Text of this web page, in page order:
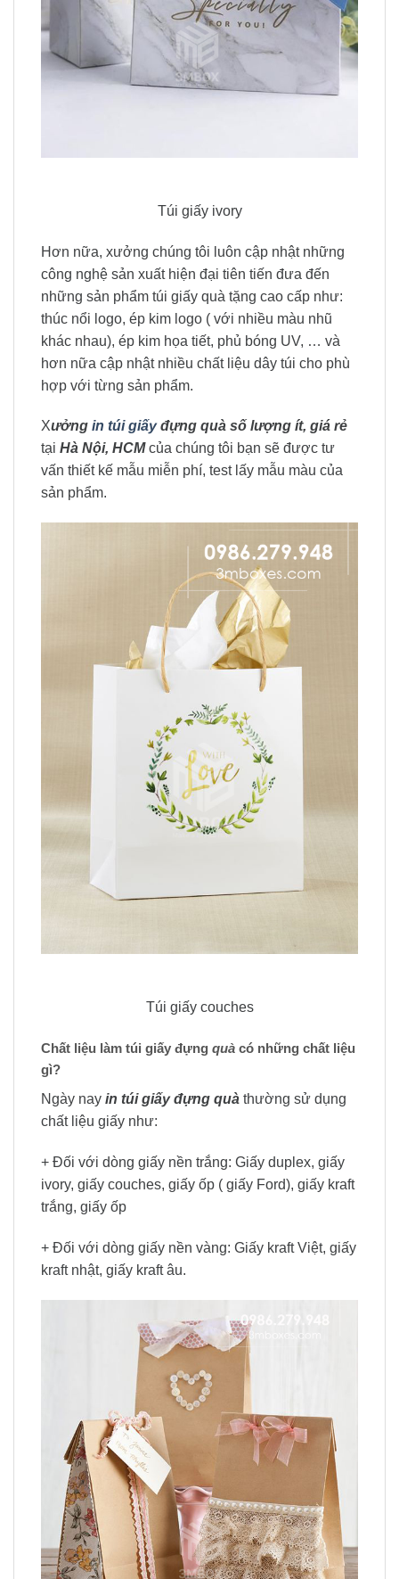
Túi giấy ivory
Hơn nữa, xưởng chúng tôi luôn cập nhật những
công nghệ sản xuất hiện đại tiên tiến đưa đến
những sản phẩm túi giấy quà tặng cao cấp như:
thúc nổi logo, ép kim logo ( với nhiều màu nhũ
khác nhau), ép kim họa tiết, phủ bóng UV, … và
hơn nữa cập nhật nhiều chất liệu dây túi cho phù
hợp với từng sản phẩm.
Xưởng in túi giấyđựng quà số lượng ít, giá rẻ
tại Hà Nội, HCM của chúng tôi bạn sẽ được tư
vấn thiết kế mẫu miễn phí, test lấy mẫu màu của
sản phẩm.
Túi giấy couches
Chất liệu làm túi giấy đựng quà có những chất liệu
gì?
Ngày nay in túi giấy đựng quà thường sử dụng
chất liệu giấy như:
+ Đối với dòng giấy nền trắng: Giấy duplex, giấy
ivory, giấy couches, giấy ốp ( giấy Ford), giấy kraft
trắng, giấy ốp
+ Đối với dòng giấy nền vàng: Giấy kraft Việt, giấy
kraft nhật, giấy kraft âu.